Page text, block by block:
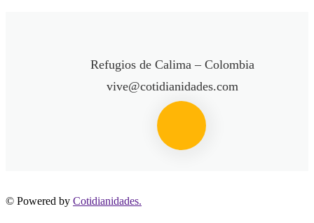
Refugios de Calima – Colombia
vive@cotidianidades.com
© Powered by Cotidianidades.